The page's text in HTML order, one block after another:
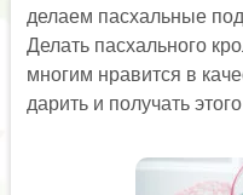
делаем пасхальные
Делать пасхального
многим нравится в
дарить и получать